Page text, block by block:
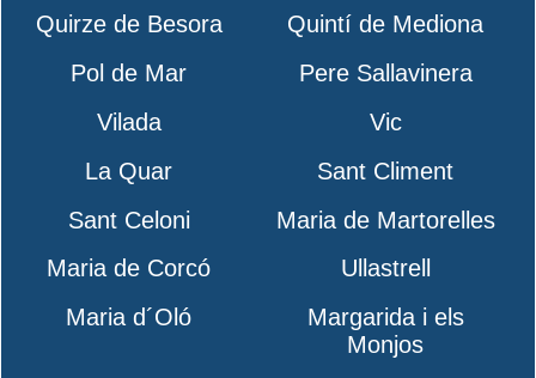
Quirze de Besora
Quintí de Mediona
Pol de Mar
Pere Sallavinera
Vilada
Vic
La Quar
Sant Climent
Sant Celoni
Maria de Martorelles
Maria de Corcó
Ullastrell
Maria d´Oló
Margarida i els
Monjos